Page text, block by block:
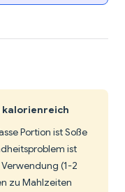
kalorienreich
Portion ist Soße
ist
(1-2
zu Mahlzeiten